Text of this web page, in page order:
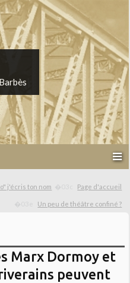
j'écris ton nom Page d'accueil
Un peu de théâtre confiné ?
Marx Dormoy et
peuvent